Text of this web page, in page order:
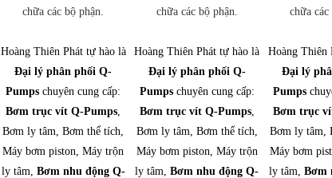
chữa các bộ phận.
Hoàng Thiên Phát tự hào là
Đại lý phân phối Q-
Pumps chuyên cung cấp:
Bơm trục vít Q-Pumps,
Bơm ly tâm, Bơm thể tích,
Máy bơm piston, Máy trộn
ly tâm, Bơm nhu động Q-
chữa các bộ phận.
Hoàng Thiên Phát tự hào là
Đại lý phân phối Q-
Pumpschuyên cung cấp:
Bơm trục vít Q-Pumps,
Bơm ly tâm, Bơm thể tích,
Máy bơm piston, Máy trộn
ly tâm,Bơm nhu động Q-
chữa các
Hoàng Thiên
Đại lý
Pumps
Bơm trục
Bơm ly tâm,
Máy bơm
ly tâm, Bơm